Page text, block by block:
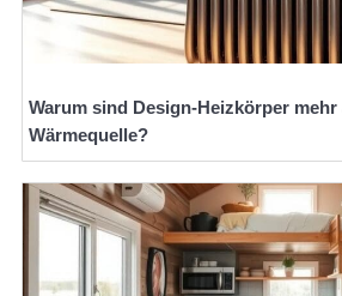
Warum sind Design-Heizkörper
Wärmequelle?